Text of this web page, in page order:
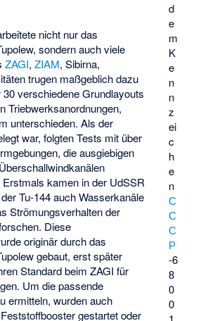
d
e
m
K
e
n
n
z
ei
c
h
e
n
С
С
С
Р
-6
8
0
0
nicht nur das
sondern auch viele
ZAGI,ZIAM, Sibirna,
trugen maßgeblich dazu
verschiedene Grundlayouts
Triebwerksanordnungen,
unterschieden. Als der
war, folgten Tests mit über
die ausgiebigen
kamen in der UdSSR
Tu-144 auch Wasserkanäle
Strömungsverhalten der
Diese
originär durch das
gebaut, erst später
Standard beim ZAGI für
Um die passende
ermitteln, wurden auch
gestartet oder